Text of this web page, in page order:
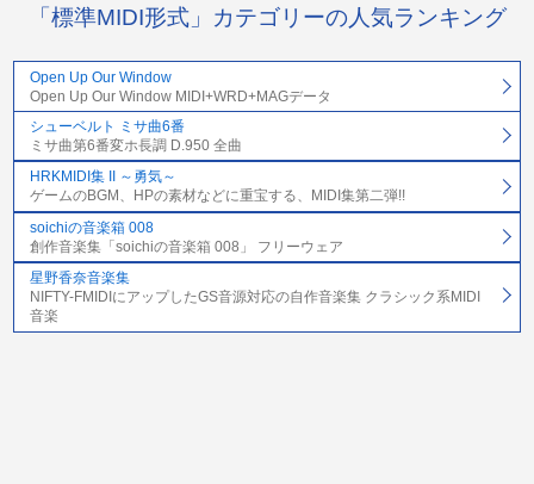
「標準MIDI形式」カテゴリーの人気ランキング
Open Up Our Window
Open Up Our Window MIDI+WRD+MAGデータ
シューベルト ミサ曲6番
ミサ曲第6番変ホ長調 D.950 全曲
HRKMIDI集 II ～勇気～
ゲームのBGM、HPの素材などに重宝する、MIDI集第二弾!!
soichiの音楽箱 008
創作音楽集「soichiの音楽箱 008」 フリーウェア
星野香奈音楽集
NIFTY-FMIDIにアップしたGS音源対応の自作音楽集 クラシック系MIDI
音楽